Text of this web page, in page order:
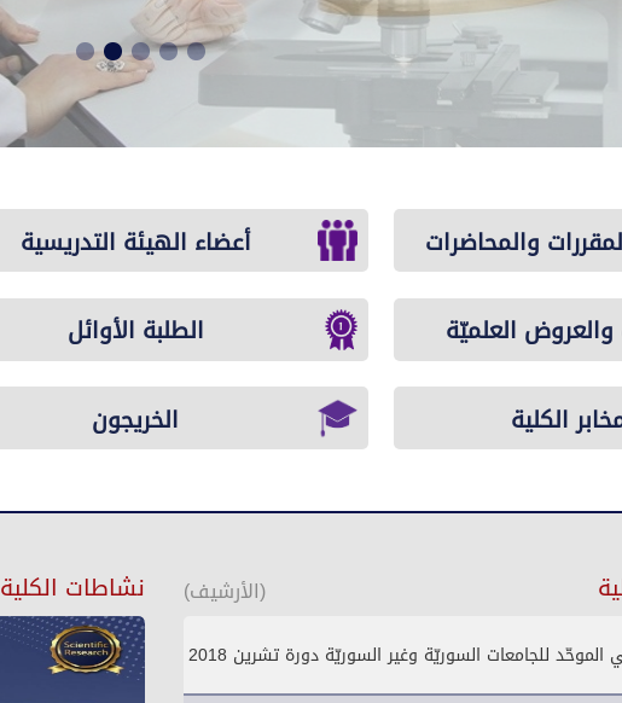
والمحاضرات أعضاء الهيئة التدريسية
والعروض العلميّة
الطلبة الأوائل
الكلية
الخريجون
(الأرشيف)
للجامعات السوريّة وغير السوريّة دورة تشرين 2018
نشاطات الكلية